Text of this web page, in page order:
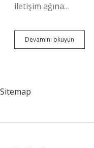
iletişim ağına…
Devamını okuyun
Sitemap